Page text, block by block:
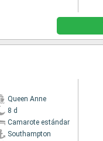
Queen Anne
8 d
Camarote estándar
Southampton